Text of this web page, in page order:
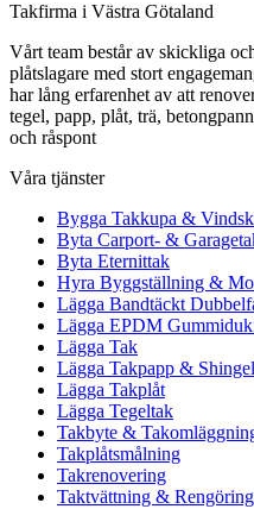
Takfirma i Västra Götaland
Vårt team består av skickliga
plåtslagare med stort
har lång erfarenhet av att
tegel, papp, plåt, trä,
och råspont
Våra tjänster
Bygga Takkupa &
Byta Carport- &
Byta Eternittak
Hyra Byggställning &
Lägga Bandtäckt
Lägga EPDM
Lägga Tak
Lägga Takpapp &
Lägga Takplåt
Lägga Tegeltak
Takbyte &
Takplåtsmålning
Takrenovering
Taktvättning &